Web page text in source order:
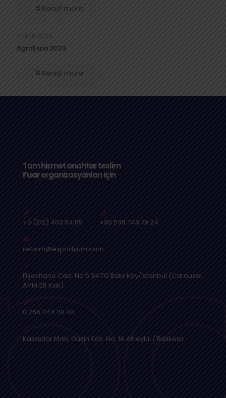
Read more
8 Mart 2023
AgroExpo 2023
Read more
Tam hizmet anahtar teslim
Fuar organizasyonları için
+0 (212) 403 54 95 +90 536 746 79 24
iletisim@expodyum.com
Fişekhane Cad. No:5 34710 Bakırköy/İstanbul (Carousel
AVM 2B Katı)
0 266 244 20 00
Kasaplar Mah. Güzin Sok. No: 1A Altıeylül / Balıkesir